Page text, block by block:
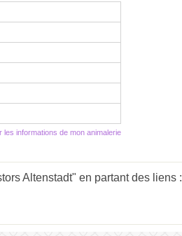
les informations de mon animalerie
Altenstadt" en partant des liens :